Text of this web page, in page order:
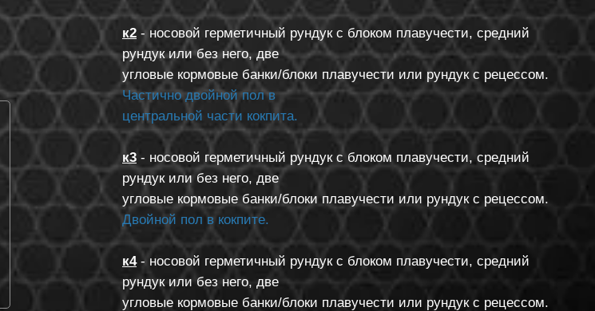
к2 - носовой герметичный рундук с блоком плавучести, средний
рундук или без него, две
угловые кормовые банки/блоки плавучести или рундук с рецессом.
Частично двойной пол в
центральной части кокпита.
к3 - носовой герметичный рундук с блоком плавучести, средний
рундук или без него, две
угловые кормовые банки/блоки плавучести или рундук с рецессом.
Двойной пол в кокпите.
к4- носовой герметичный рундук с блоком плавучести, средний
рундук или без него, две
угловые кормовые банки/блоки плавучести или рундук с рецессом.